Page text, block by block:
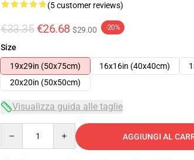
(5 customer reviews)
€33.35 €26.68 $29.00 -20%
Size
19x29in (50x75cm)
16x16in (40x40cm)
20x20in (50x50cm)
Visualizza guida alle taglie
AGGIUNGI AL